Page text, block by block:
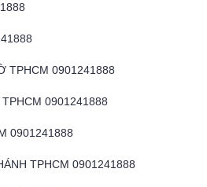
TPHCM 0901241888
0901241888
0901241888
TPHCM 0901241888